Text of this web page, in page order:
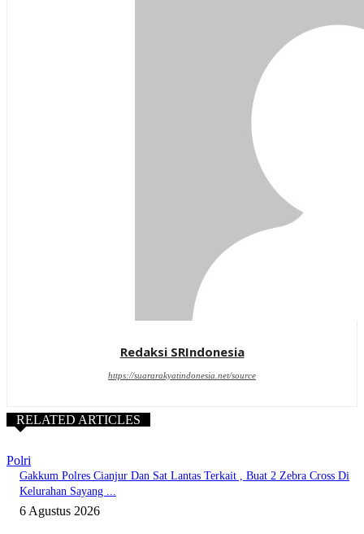
Redaksi SRIndonesia
https://suararakyatindonesia.net/source
RELATED ARTICLES
Polri
Gakkum Polres Cianjur Dan Sat Lantas Terkait , Buat 2 Zebra Cross Di
Kelurahan Sayang ...
6 Agustus 2026